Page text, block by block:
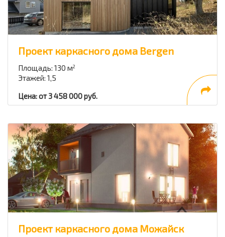
Проект каркасного дома Bergen
Площадь: 130 м2
Этажей: 1,5
Цена: от 3 458 000 руб.
Проект каркасного дома Можайск